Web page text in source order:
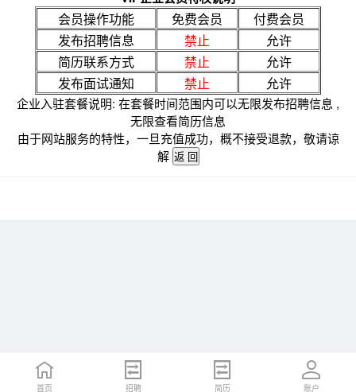
会员操作功能 免费会员
付费会员
发布招聘信息
禁止
允许
简历联系方式
禁止
允许
发布面试通知
禁止 允许
企业入驻套餐说明: 在套餐时间范围内可以无限发布招聘信息 ,
无限查看简历信息
由于网站服务的特性，一旦充值成功，概不接受退款，敬请谅
解
首页 招聘 简历 账户